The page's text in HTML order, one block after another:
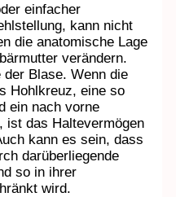
einfacher
kann nicht
die anatomische Lage
verändern.
Blase. Wenn die
Hohlkreuz, eine so
ein nach vorne
ist das Haltevermögen
kann es sein, dass
darüberliegende
so in ihrer
wird.